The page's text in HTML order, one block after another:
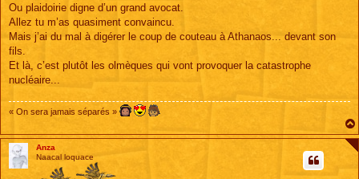
a
g
Ou plaidoirie digne d’un grand avocat.
Allez tu m’as quasiment convaincu.
Mais j’ai du mal à digérer le coup de couteau à Athanaos... devant son
fils.
Et là, c’est plutôt les olmèques qui vont provoquer la catastrophe
nucléaire...
« On sera jamais séparés »
Anza
Naacal loquace